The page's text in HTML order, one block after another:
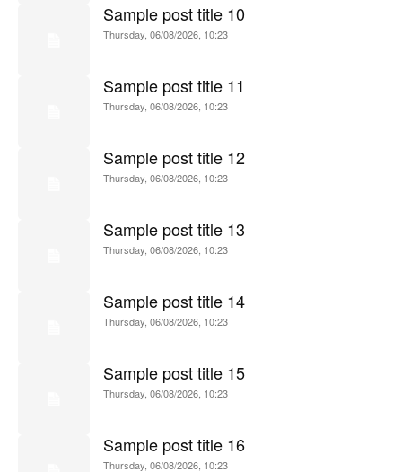
Sample post title 10
Thursday, 06/08/2026, 10:23
Sample post title 11
Thursday, 06/08/2026, 10:23
Sample post title 12
Thursday, 06/08/2026, 10:23
Sample post title 13
Thursday, 06/08/2026, 10:23
Sample post title 14
Thursday, 06/08/2026, 10:23
Sample post title 15
Thursday, 06/08/2026, 10:23
Sample post title 16
Thursday, 06/08/2026, 10:23